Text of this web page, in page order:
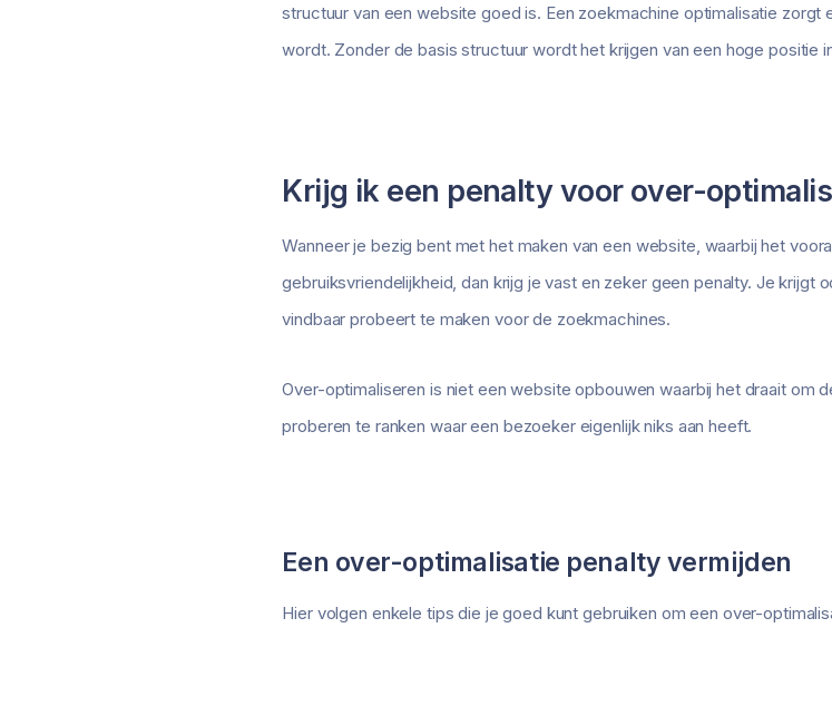
structuur van een website goed is. Een zoekmachine optimalisatie
wordt. Zonder de basis structuur wordt het krijgen van een hoge positie
Krijg ik een penalty voor over-
Wanneer je bezig bent met het maken van een website, waarbij het
gebruiksvriendelijkheid, dan krijg je vast en zeker geen penalty. Je krijgt
vindbaar probeert te maken voor de zoekmachines.
Over-optimaliseren is niet een website opbouwen waarbij het draait om
proberen te ranken waar een bezoeker eigenlijk niks aan heeft.
Een over-optimalisatie penalty vermijden
Hier volgen enkele tips die je goed kunt gebruiken om een over-